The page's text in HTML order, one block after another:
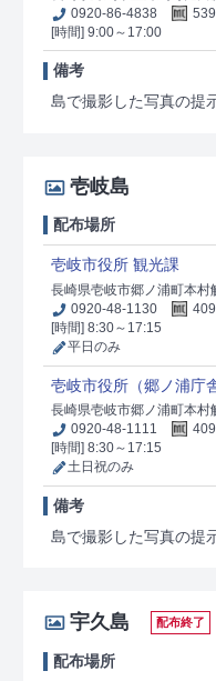
0920-86-4838
[時間] 9:00～17:00
備考
島で撮影した写真の提
壱岐島
配布場所
壱岐市役所 観光課
長崎県壱岐市郷ノ浦町本村
0920-48-1130
[時間] 8:30～17:15
平日のみ
壱岐市役所（郷ノ浦庁
長崎県壱岐市郷ノ浦町本村
0920-48-1111
[時間] 8:30～17:15
土日祝のみ
備考
島で撮影した写真の提
宇久島 配布終了
配布場所